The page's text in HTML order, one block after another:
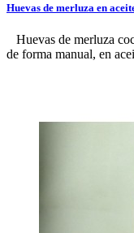
Huevas de merluza en
Huevas de merluza
de forma manual, en